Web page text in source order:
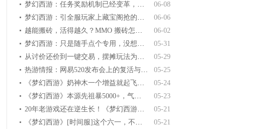
06-08
梦幻西游：任务奖励机制已经变革，五开这样做收益才更高！
06-06
梦幻西游：引全服玩家上藏宝阁抢的角色，175化圣龙宫摆错价，白送8红宝宝！
06-02
越能搬砖，活得越久？MMO 搬砖怎么从"毒瘤"熬成了"香饽饽"
05-31
梦幻西游：只是随手点个专用，没想到出梦幻第一甲，属性是天花板无法追！
05-29
从讨价还价到一键交易，摆摊玩法为何淡出网游视野？
05-25
热游情报：网易520发布会上的复活与缺席，“停止杀死游戏”启动立法
05-24
《梦幻西游》奶神木一个增益就起飞，玩的就是出其不意的爆发！
05-23
《梦幻西游》本源先祖暴5000+，气血过万能打能扛！轮回令版本魔王寨高光大赏
05-21
20年老游戏还在逆生长！《梦幻西游》390万在线后再放大招
05-21
《梦幻西游》[时间服]这个六一，不做大人，只做快乐的小孩！